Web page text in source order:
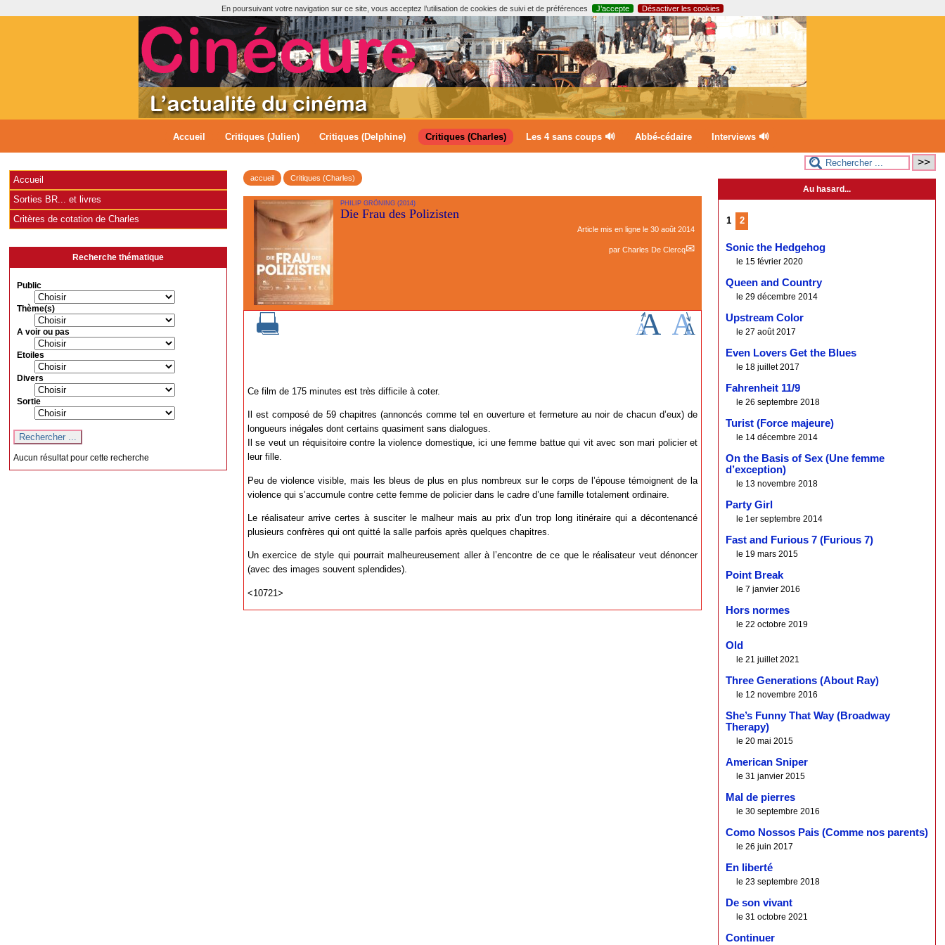
En poursuivant votre navigation sur ce site, vous acceptez l’utilisation de cookies de suivi et de préférences J’accepte Désactiver les cookies
Accueil Critiques (Julien) Critiques (Delphine) Critiques (Charles) Les 4 sans coups 🔊 Abbé-cédaire Interviews 🔊
accueil Critiques (Charles)
PHILIP GRÖNING (2014)
Die Frau des Polizisten
Article mis en ligne le 30 août 2014
par Charles De Clercq
Ce film de 175 minutes est très difficile à coter.
Il est composé de 59 chapitres (annoncés comme tel en ouverture et fermeture au noir de chacun d’eux) de
longueurs inégales dont certains quasiment sans dialogues.
Il se veut un réquisitoire contre la violence domestique, ici une femme battue qui vit avec son mari policier et
leur fille.
Peu de violence visible, mais les bleus de plus en plus nombreux sur le corps de l’épouse témoignent de la
violence qui s’accumule contre cette femme de policier dans le cadre d’une famille totalement ordinaire.
Le réalisateur arrive certes à susciter le malheur mais au prix d’un trop long itinéraire qui a décontenancé
plusieurs confrères qui ont quitté la salle parfois après quelques chapitres.
Un exercice de style qui pourrait malheureusement aller à l’encontre de ce que le réalisateur veut dénoncer
(avec des images souvent splendides).
<10721>
Accueil
Sorties BR... et livres
Critères de cotation de Charles
Recherche thématique
Public
Thème(s)
A voir ou pas
Etoiles
Divers
Sortie
Aucun résultat pour cette recherche
Au hasard...
1 2
Sonic the Hedgehog
le 15 février 2020
Queen and Country
le 29 décembre 2014
Upstream Color
le 27 août 2017
Even Lovers Get the Blues
le 18 juillet 2017
Fahrenheit 11/9
le 26 septembre 2018
Turist (Force majeure)
le 14 décembre 2014
On the Basis of Sex (Une femme
d’exception)
le 13 novembre 2018
Party Girl
le 1er septembre 2014
Fast and Furious 7 (Furious 7)
le 19 mars 2015
Point Break
le 7 janvier 2016
Hors normes
le 22 octobre 2019
Old
le 21 juillet 2021
Three Generations (About Ray)
le 12 novembre 2016
She’s Funny That Way (Broadway
Therapy)
le 20 mai 2015
American Sniper
le 31 janvier 2015
Mal de pierres
le 30 septembre 2016
Como Nossos Pais (Comme nos parents)
le 26 juin 2017
En liberté
le 23 septembre 2018
De son vivant
le 31 octobre 2021
Continuer